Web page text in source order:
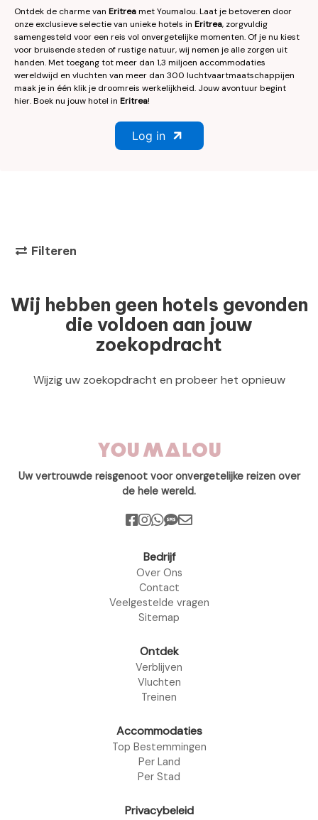
Ontdek de charme van Eritreamet Youmalou. Laat je betoveren door
onze exclusieve selectie van unieke hotels in Eritrea, zorgvuldig
samengesteld voor een reis vol onvergetelijke momenten. Of je nu kiest
voor bruisende steden of rustige natuur, wij nemen je alle zorgen uit
handen. Met toegang tot meer dan 1,3 miljoen accommodaties
wereldwijd en vluchten van meer dan 300 luchtvaartmaatschappijen
maak je in één klik je droomreis werkelijkheid. Jouw avontuur begint
hier. Boek nu jouw hotel in Eritrea!
Log in
Filteren
Wij hebben geen hotels gevonden
die voldoen aan jouw
zoekopdracht
Wijzig uw zoekopdracht en probeer het opnieuw
Uw vertrouwde reisgenoot voor onvergetelijke reizen over
de hele wereld.
Bedrijf
Over Ons
Contact
Veelgestelde vragen
Sitemap
Ontdek
Verblijven
Vluchten
Treinen
Accommodaties
Top Bestemmingen
Per Land
Per Stad
Privacybeleid